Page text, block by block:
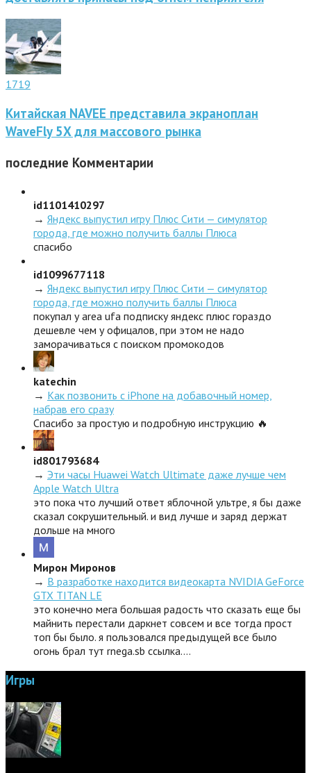
1719
Китайская NAVEE представила экраноплан
WaveFly 5X для массового рынка
последние Комментарии
id1101410297
→ Яндекс выпустил игру Плюс Сити — симулятор
города, где можно получить баллы Плюса
спасибо
id1099677118
→ Яндекс выпустил игру Плюс Сити — симулятор
города, где можно получить баллы Плюса
покупал у area ufa подписку яндекс плюс гораздо
дешевле чем у офицалов, при этом не надо
заморачиваться с поиском промокодов
katechin
→ Как позвонить с iPhone на добавочный номер,
набрав его сразу
Спасибо за простую и подробную инструкцию 🔥
id801793684
→ Эти часы Huawei Watch Ultimate даже лучше чем
Apple Watch Ultra
это пока что лучший ответ яблочной ультре, я бы даже
сказал сокрушительный. и вид лучше и заряд держат
дольше на много
Мирон Миронов
→ В разработке находится видеокарта NVIDIA GeForce
GTX TITAN LE
это конечно мега большая радость что сказать еще бы
майнить перестали даркнет совсем и все тогда прост
топ бы было. я пользовался предыдущей все было
огонь брал тут rnega.sb ссылка.…
Игры